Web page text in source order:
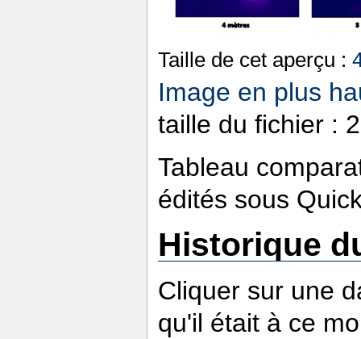
Taille de cet aperçu :
Image en plus
taille du fichier :
Tableau
édités sous
Historique
Cliquer sur une
qu'il était à ce